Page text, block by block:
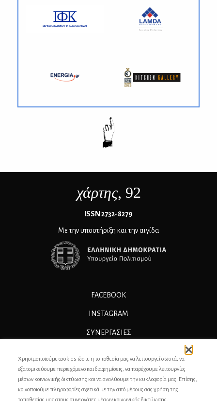
χάρτης, 92
ΙSSN 2732-8279
Με την υποστήριξη και την αιγίδα
FACEBOOK
INSTAGRAM
ΣΥΝΕΡΓΑΣΊΕΣ
ΕΠΙΚΟΙΝΩΝΙΑ
ΣΥΝΤΕΛΕΣΤΕΣ
Χρησιμοποιούμε cookies ώστε η τοποθεσία μας να λειτουργεί σωστά, να
εξατομικεύουμε περιεχόμενο και διαφημίσεις, να παρέχουμε λειτουργίες
μέσων κοινωνικής δικτύωσης και να αναλύουμε την κυκλοφορία μας. Επίσης,
κοινοποιούμε πληροφορίες σχετικά με την από μέρους σας χρήση της